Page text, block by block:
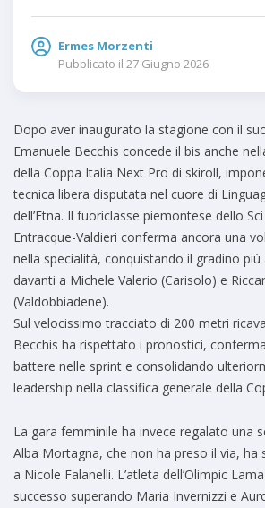
Ermes Morzenti
Pubblicato il 27 Giugno 2026
Dopo aver inaugurato la stagione con il
Emanuele Becchis concede il bis anche
della Coppa Italia Next Pro di skiroll,
tecnica libera disputata nel cuore di
dell’Etna. Il fuoriclasse piemontese dello
Entracque-Valdieri conferma ancora una
nella specialità, conquistando il gradino
davanti a Michele Valerio (Carisolo) e
(Valdobbiadene).
Sul velocissimo tracciato di 200 metri
Becchis ha rispettato i pronostici,
battere nelle sprint e consolidando
leadership nella classifica generale della
La gara femminile ha invece regalato una
Alba Mortagna, che non ha preso il via, ha
a Nicole Falanelli. L’atleta dell’Olimpic
successo superando Maria Invernizzi e